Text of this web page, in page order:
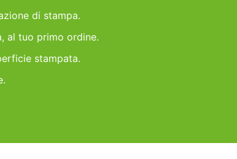
di stampa.
al tuo primo ordine.
stampata.